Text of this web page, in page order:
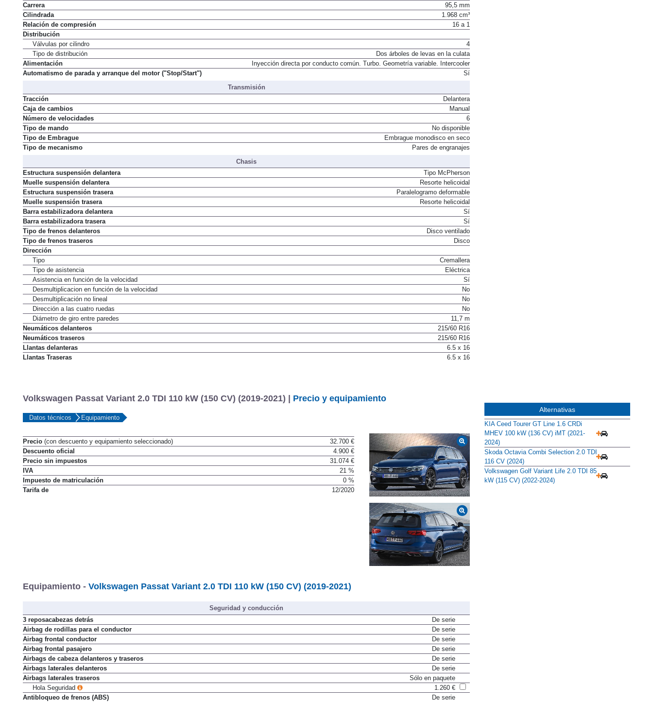
Carrera
95,5 mm
Cilindrada
1.968 cm³
Relación de compresión
16 a 1
Distribución
Válvulas por cilindro
4
Tipo de distribución
Dos árboles de levas en la culata
Alimentación
Inyección directa por conducto común. Turbo. Geometría variable. Intercooler
Automatismo de parada y arranque del motor ("Stop/Start")
Sí
Transmisión
Tracción
Delantera
Caja de cambios
Manual
Número de velocidades
6
Tipo de mando
No disponible
Tipo de Embrague
Embrague monodisco en seco
Tipo de mecanismo
Pares de engranajes
Chasis
Estructura suspensión delantera
Tipo McPherson
Muelle suspensión delantera
Resorte helicoidal
Estructura suspensión trasera
Paralelogramo deformable
Muelle suspensión trasera
Resorte helicoidal
Barra estabilizadora delantera
Sí
Barra estabilizadora trasera
Sí
Tipo de frenos delanteros
Disco ventilado
Tipo de frenos traseros
Disco
Dirección
Tipo
Cremallera
Tipo de asistencia
Eléctrica
Asistencia en función de la velocidad
Sí
Desmultiplicacion en función de la velocidad
No
Desmultiplicación no lineal
No
Dirección a las cuatro ruedas
No
Diámetro de giro entre paredes
11,7 m
Neumáticos delanteros
215/60 R16
Neumáticos traseros
215/60 R16
Llantas delanteras
6.5 x 16
Llantas Traseras
6.5 x 16
Volkswagen Passat Variant 2.0 TDI 110 kW (150 CV) (2019-2021) | Precio y equipamiento
Datos técnicos Equipamiento
Precio (con descuento y equipamiento seleccionado)
32.700 €
Descuento oficial
4.900 €
Precio sin impuestos
31.074 €
IVA
21 %
Impuesto de matriculación
0 %
Tarifa de
12/2020
Equipamiento - Volkswagen Passat Variant 2.0 TDI 110 kW (150 CV) (2019-2021)
Seguridad y conducción
3 reposacabezas detrás
De serie
Airbag de rodillas para el conductor
De serie
Airbag frontal conductor
De serie
Airbag frontal pasajero
De serie
Airbags de cabeza delanteros y traseros
De serie
Airbags laterales delanteros
De serie
Airbags laterales traseros
Sólo en paquete
Hola Seguridad
1.260 €
Antibloqueo de frenos (ABS)
De serie
Alternativas
KIA Ceed Tourer GT Line 1.6 CRDi
MHEV 100 kW (136 CV) iMT (2021-
2024)
Skoda Octavia Combi Selection 2.0 TDI
116 CV (2024)
Volkswagen Golf Variant Life 2.0 TDI 85
kW (115 CV) (2022-2024)